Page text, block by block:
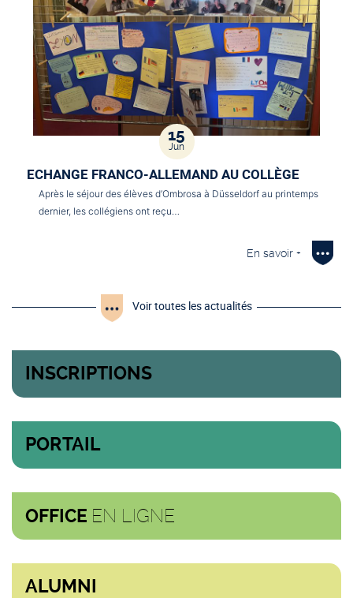
15
Jun
ECHANGE FRANCO-ALLEMAND AU COLLÈGE
Après le séjour des élèves d’Ombrosa à Düsseldorf au printemps
dernier, les collégiens ont reçu…
En savoir +
Voir toutes les actualités
INSCRIPTIONS
PORTAIL
OFFICE EN LIGNE
ALUMNI